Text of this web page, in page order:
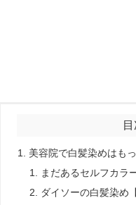
美容院で白髪染めはも
まだあるセルフカラ
ダイソーの白髪染め